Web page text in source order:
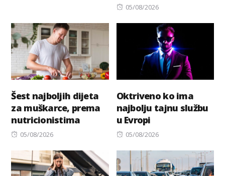
Posted
05/08/2026
Šest najboljih dijeta
za muškarce, prema
nutricionistima
Posted
05/08/2026
Oktriveno ko ima
najbolju tajnu službu
u Evropi
Posted
05/08/2026